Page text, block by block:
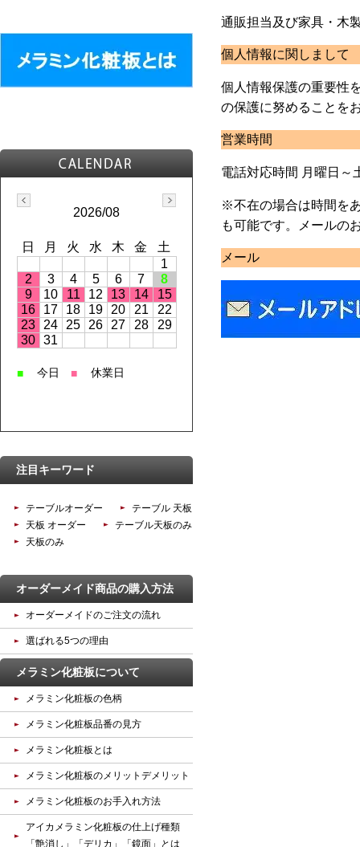
通販担当及び家具・
個人情報に関しまして
個人情報保護の重要性
の保護に努めることを
営業時間
電話対応時間 月曜日
※不在の場合は時間を
も可能です。メールの
メール
2026/08
日 月 火 水 木 金
土
1
2
3 4 5 6 7
8
9
10 11 12 13 14
15
16
17 18 19 20 21
22
23
24 25 26 27 28
29
30
31
■ 今日 ■ 休業日
注目キーワード
テーブルオーダー
テーブル 天板
天板 オーダー
テーブル天板のみ
天板のみ
オーダーメイド商品の購入方法
オーダーメイドのご注文の流れ
選ばれる5つの理由
メラミン化粧板について
メラミン化粧板の色柄
メラミン化粧板品番の見方
メラミン化粧板とは
メラミン化粧板のメリットデメリット
メラミン化粧板のお手入れ方法
アイカメラミン化粧板の仕上げ種類
「艶消し」「デリカ」「鏡面」とは